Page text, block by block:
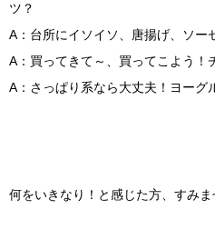
ツ？
A：台所にイソイソ、唐揚げ、ソー
A：買ってきて～、買ってこよう！
A：さっぱり系なら大丈夫！ヨーグ
何をいきなり！と感じた方、すみま